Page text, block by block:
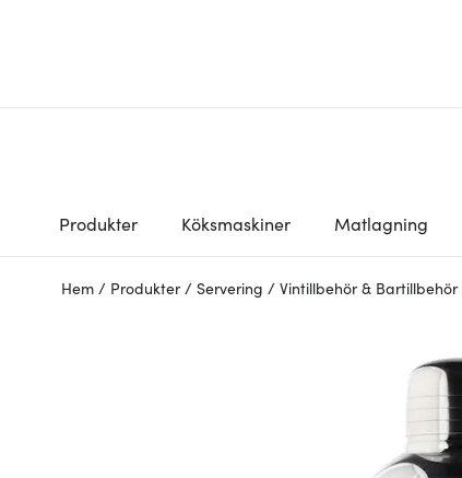
Produkter Köksmaskiner Matlagning
Hem / Produkter / Servering / Vintillbehör & Bartillbehör